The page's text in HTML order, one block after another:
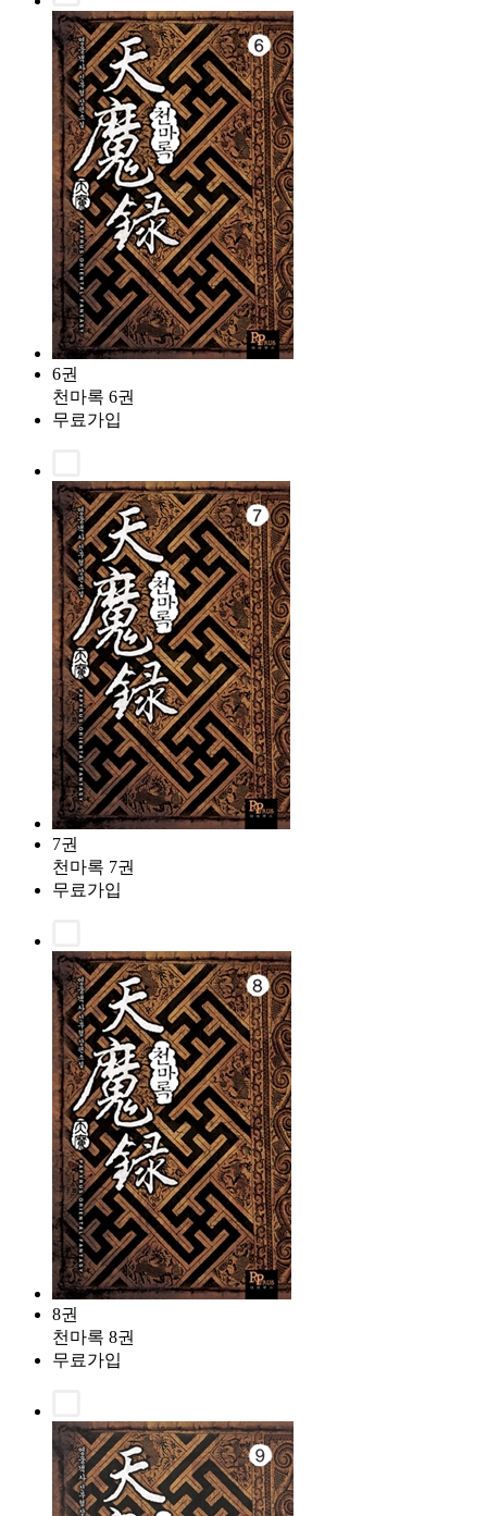
6권
천마록 6권
무료가입
7권
천마록 7권
무료가입
8권
천마록 8권
무료가입